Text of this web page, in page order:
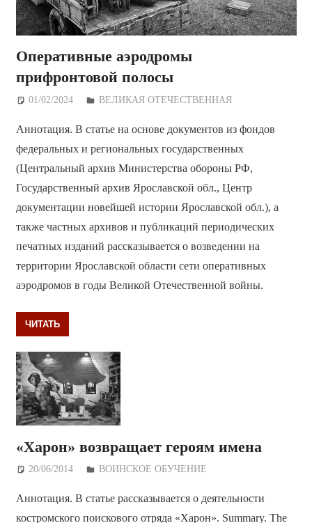
Оперативные аэродромы
прифронтовой полосы
01/02/2024 Дежурный по Редакции
ВЕЛИКАЯ ОТЕЧЕСТВЕННАЯ
Аннотация. В статье на основе документов из фондов
федеральных и региональных государственных
(Центральный архив Министерства обороны РФ,
Государственный архив Ярославской обл., Центр
документации новейшей истории Ярославской обл.), а
также частных архивов и публикаций периодических
печатных изданий рассказывается о возведении на
территории Ярославской области сети оперативных
аэродромов в годы Великой Отечественной войны.
ЧИТАТЬ
«Харон» возвращает героям имена
20/06/2014 Дежурный по Редакции
ВОИНСКОЕ ОБУЧЕНИЕ
Аннотация. В статье рассказывается о деятельности
костромского поискового отряда «Харон». Summary. The